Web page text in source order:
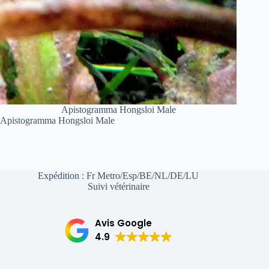
Apistogramma Hongsloi Male
Apistogramma Hongsloi Male
Expédition : Fr Metro/Esp/BE/NL/DE/LU
Suivi vétérinaire
Avis Google
4.9